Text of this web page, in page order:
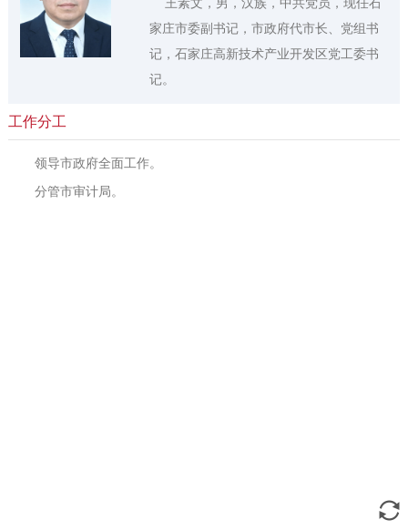
家庄市委副书记，市政府代市长、党组书
记，石家庄高新技术产业开发区党工委书
记。
工作分工
领导市政府全面工作。
分管市审计局。